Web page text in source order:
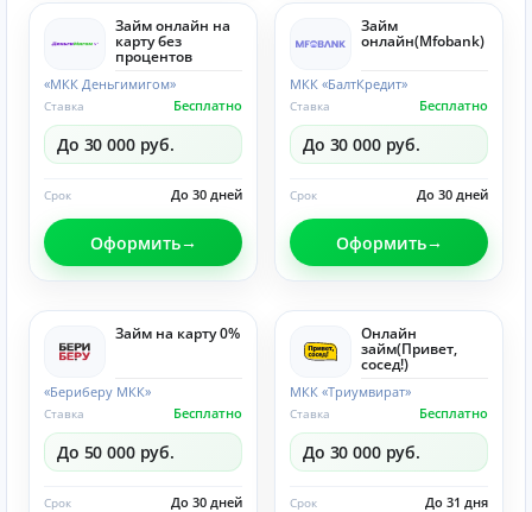
Займ онлайн на
карту без
процентов
«МКК Деньгимигом»
Бесплатно
Ставка
До 30 000 руб.
До 30 дней
Срок
Оформить
Займ
онлайн(Mfobank)
МКК «БалтКредит»
Бесплатно
Ставка
До 30 000 руб.
До 30 дней
Срок
Оформить
Займ на карту 0%
«Бериберу МКК»
Бесплатно
Ставка
До 50 000 руб.
До 30 дней
Срок
Онлайн
займ(Привет,
сосед!)
МКК «Триумвират»
Бесплатно
Ставка
До 30 000 руб.
До 31 дня
Срок